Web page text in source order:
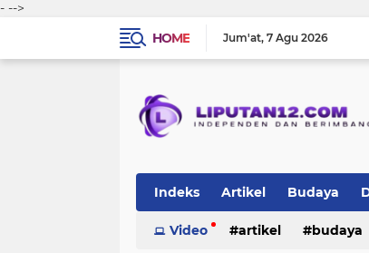
- -->
HOME
Jum'at 7 Agu 2026
Indeks Artikel Budaya
Peristiwa Politik TNI-Polri
Video artikel budaya